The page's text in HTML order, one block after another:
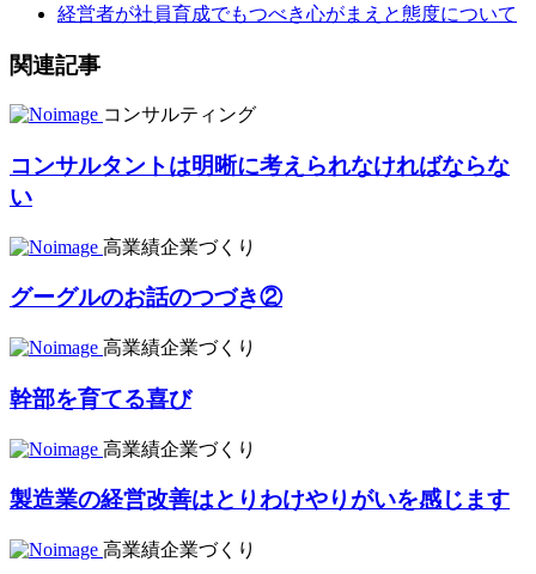
経営者が社員育成でもつべき心がまえと態度について
関連記事
コンサルティング
コンサルタントは明晰に考えられなければならな
い
高業績企業づくり
グーグルのお話のつづき②
高業績企業づくり
幹部を育てる喜び
高業績企業づくり
製造業の経営改善はとりわけやりがいを感じます
高業績企業づくり